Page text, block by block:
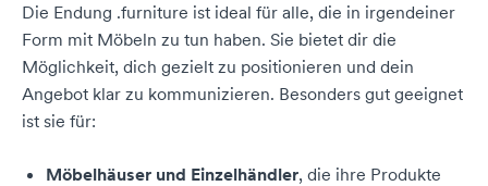
Die Endung .furniture ist ideal für alle, die in irgendeiner
Form mit Möbeln zu tun haben. Sie bietet dir die
Möglichkeit, dich gezielt zu positionieren und dein
Angebot klar zu kommunizieren. Besonders gut geeignet
ist sie für:
Möbelhäuser und Einzelhändler, die ihre Produkte